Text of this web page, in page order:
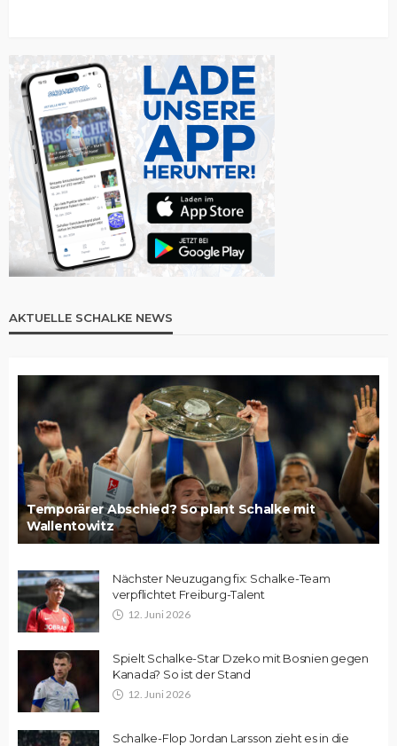
AKTUELLE SCHALKE NEWS
Temporärer Abschied? So plant Schalke mit
Wallentowitz
Nächster Neuzugang fix: Schalke-Team
verpflichtet Freiburg-Talent
12. Juni 2026
Spielt Schalke-Star Dzeko mit Bosnien gegen
Kanada? So ist der Stand
12. Juni 2026
Schalke-Flop Jordan Larsson zieht es in die